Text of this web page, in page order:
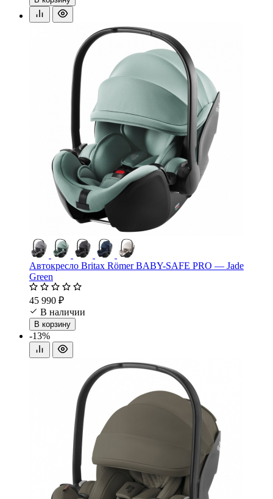
Автокресло Britax Römer BABY-SAFE PRO — Jade
Green
45 990 ₽
В наличии
В корзину
-13%